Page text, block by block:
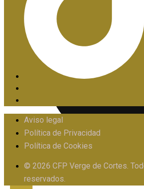
X
Aviso legal
Política de Privacidad
Política de Cookies
© 2026 CFP Verge de Cortes.
reservados.